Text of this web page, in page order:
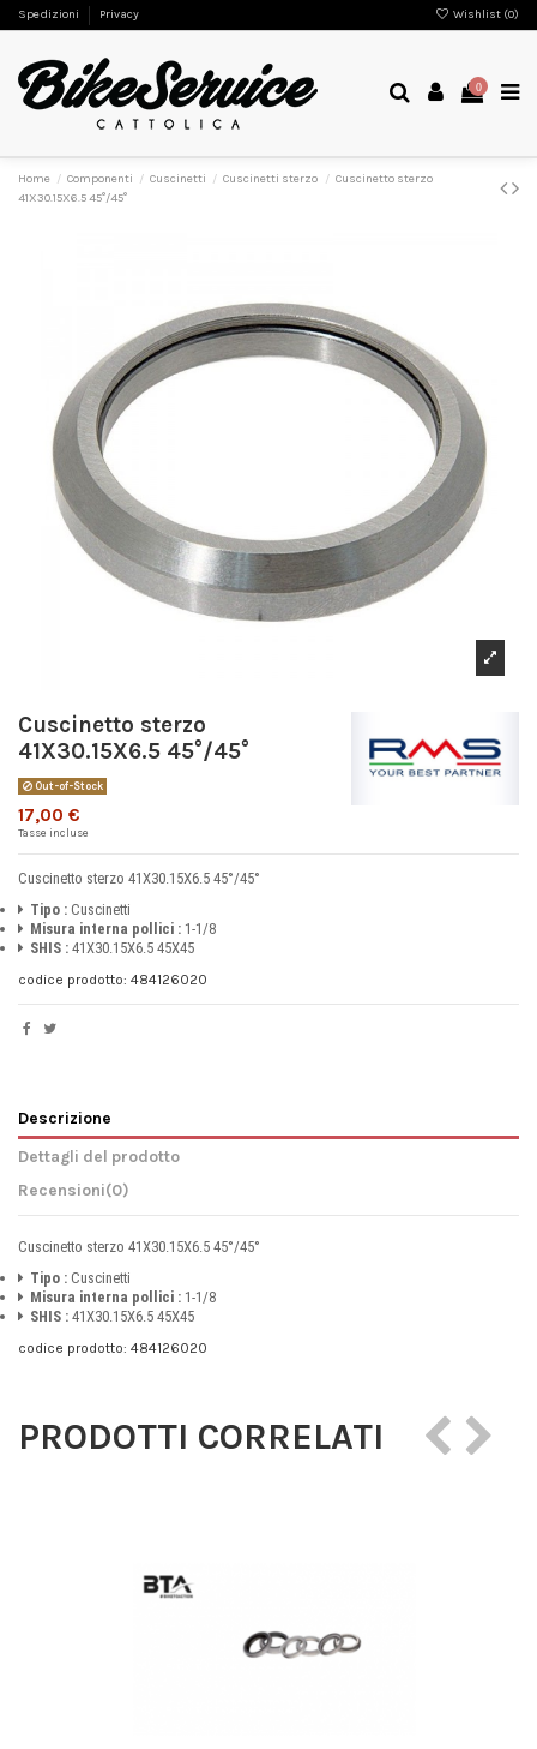
Spedizioni Privacy Wishlist (0)
0
Home Componenti Cuscinetti Cuscinetti sterzo
Cuscinetto sterzo
41X30.15X6.5 45°/45°
Cuscinetto sterzo
41X30.15X6.5 45°/45°
Out-of-Stock
17,00 €
Tasse incluse
Cuscinetto sterzo 41X30.15X6.5 45°/45°
Tipo : Cuscinetti
Misura interna pollici : 1-1/8
SHIS : 41X30.15X6.5 45X45
codice prodotto: 484126020
Descrizione
Dettagli del prodotto
Recensioni(0)
Cuscinetto sterzo 41X30.15X6.5 45°/45°
Tipo : Cuscinetti
Misura interna pollici : 1-1/8
SHIS : 41X30.15X6.5 45X45
codice prodotto: 484126020
PRODOTTI CORRELATI